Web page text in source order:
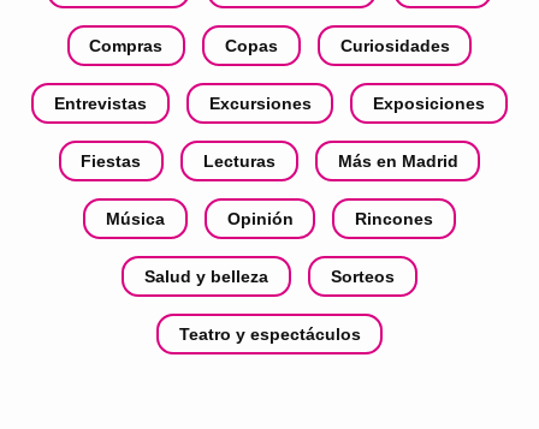
Compras Copas Curiosidades
Entrevistas Excursiones Exposiciones
Fiestas Lecturas Más en Madrid
Música Opinión Rincones
Salud y belleza Sorteos
Teatro y espectáculos